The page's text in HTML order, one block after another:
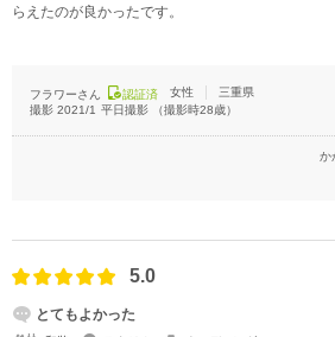
らえたのが良かったです。
フラワーさん 認証済 女性
三重県
撮影 2021/1 平日撮影 （撮影時28歳）
か
5.0
とてもよかった